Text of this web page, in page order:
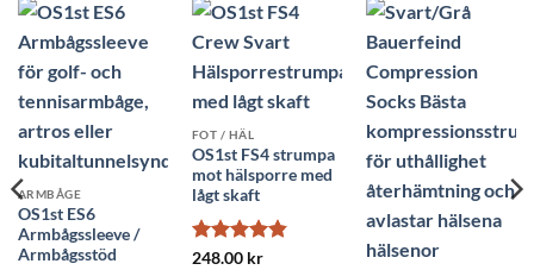
ARMBÅGE
OS1st ES6
Armbågssleeve /
Armbågsstöd
FOT / HÄL
OS1st FS4 strumpa
mot hälsporre med
lågt skaft
Betygsatt
248.00 kr